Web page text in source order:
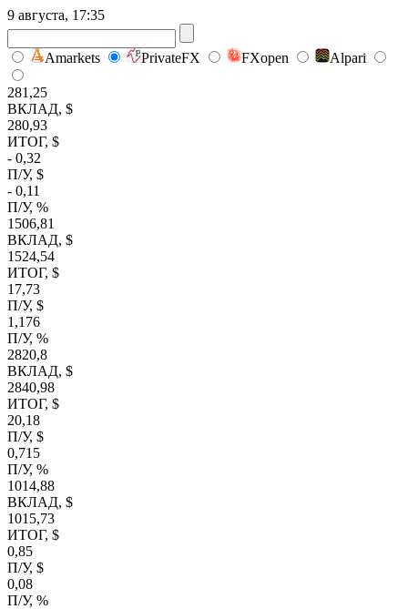
9 августа, 17:35
Amarkets PrivateFX FXopen Alpari
281,25
ВКЛАД, $
280,93
ИТОГ, $
- 0,32
П/У, $
- 0,11
П/У, %
1506,81
ВКЛАД, $
1524,54
ИТОГ, $
17,73
П/У, $
1,176
П/У, %
2820,8
ВКЛАД, $
2840,98
ИТОГ, $
20,18
П/У, $
0,715
П/У, %
1014,88
ВКЛАД, $
1015,73
ИТОГ, $
0,85
П/У, $
0,08
П/У, %